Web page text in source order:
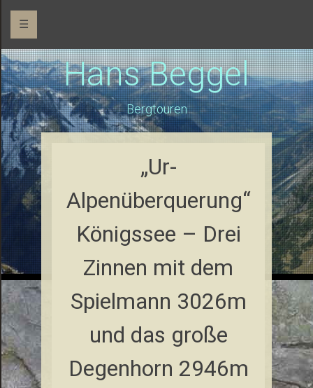
☰
Hans Beggel
Bergtouren
„Ur-
Alpenüberquerung“
Königssee – Drei
Zinnen mit dem
Spielmann 3026m
und das große
Degenhorn 2946m